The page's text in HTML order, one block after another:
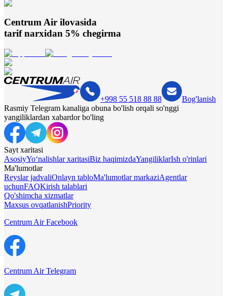
Centrum Air ilovasida
tarif narxidan 5% chegirma
+998 55 518 88 88
Bog'lanish
Rasmiy Telegram kanaliga obuna bo'lish orqali so'nggi
yangiliklardan xabardor bo'ling
Sayt xaritasi
AsosiyYo‘nalishlar xaritasiBiz haqimizdaYangiliklarIsh o'rinlari
Ma'lumotlar
Reyslar jadvaliOnlayn tabloMa'lumotlar markaziAgentlar
uchunFAQKirish talablari
Qo'shimcha xizmatlar
Maxsus ovqatlanishPriority
Centrum Air Facebook
Centrum Air Telegram